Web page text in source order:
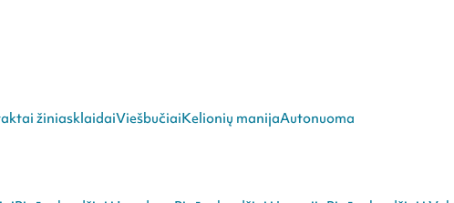
žiniasklaidaiViešbučiaiKelionių manijaAutonuoma